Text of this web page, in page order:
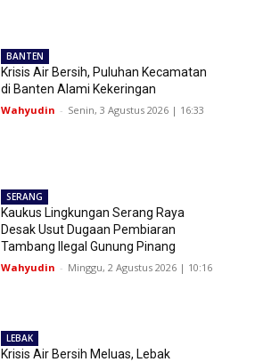
BANTEN
Krisis Air Bersih, Puluhan Kecamatan
di Banten Alami Kekeringan
Wahyudin - Senin, 3 Agustus 2026 | 16:33
SERANG
Kaukus Lingkungan Serang Raya
Desak Usut Dugaan Pembiaran
Tambang Ilegal Gunung Pinang
Wahyudin - Minggu, 2 Agustus 2026 | 10:16
LEBAK
Krisis Air Bersih Meluas, Lebak